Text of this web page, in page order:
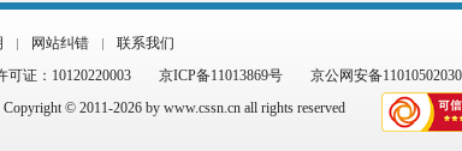
网站纠错
联系我们
证：10120220003 京ICP备11013869号
京公网安备
Copyright © 2011-2026 by www.cssn.cn all rights reserved